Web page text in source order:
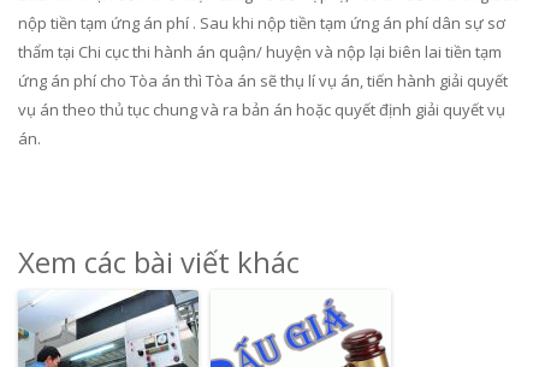
nộp tiền tạm ứng án phí . Sau khi nộp tiền tạm ứng án phí dân sự sơ
thẩm tại Chi cục thi hành án quận/ huyện và nộp lại biên lai tiền tạm
ứng án phí cho Tòa án thì Tòa án sẽ thụ lí vụ án, tiến hành giải quyết
vụ án theo thủ tục chung và ra bản án hoặc quyết định giải quyết vụ
án.
Xem các bài viết khác